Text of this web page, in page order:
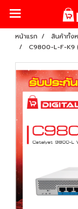
หน้าแรก สินค้าทั้ง
C9800-L-F-K9